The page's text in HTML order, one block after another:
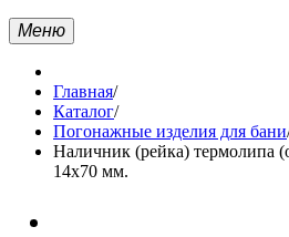
Меню
Главная/
Каталог/
Погонажные изделия для бани
Наличник (рейка) термолипа
14х70 мм.